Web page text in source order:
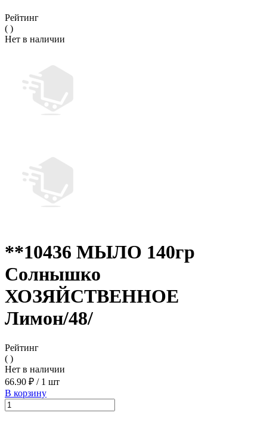
Рейтинг
( )
Нет в наличии
**10436 МЫЛО 140гр
Солнышко
ХОЗЯЙСТВЕННОЕ
Лимон/48/
Рейтинг
( )
Нет в наличии
66.90 ₽ /1 шт
В корзину